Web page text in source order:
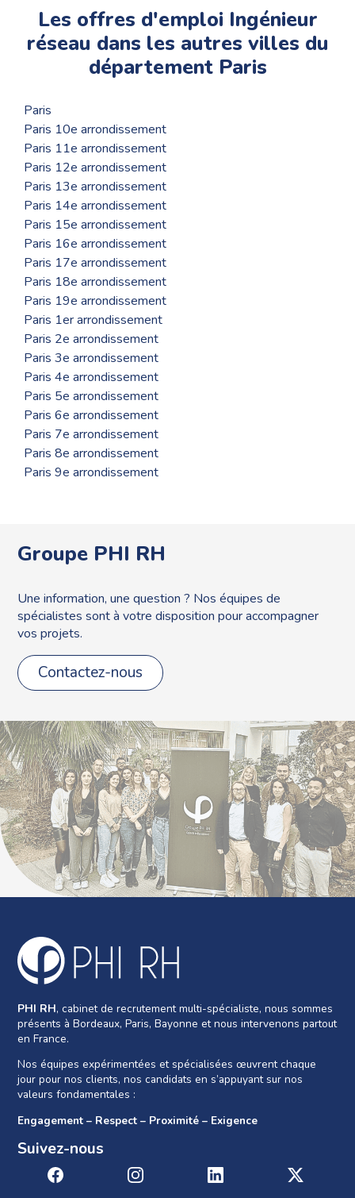
Les offres d'emploi Ingénieur
réseau dans les autres villes du
département Paris
Paris
Paris 10e arrondissement
Paris 11e arrondissement
Paris 12e arrondissement
Paris 13e arrondissement
Paris 14e arrondissement
Paris 15e arrondissement
Paris 16e arrondissement
Paris 17e arrondissement
Paris 18e arrondissement
Paris 19e arrondissement
Paris 1er arrondissement
Paris 2e arrondissement
Paris 3e arrondissement
Paris 4e arrondissement
Paris 5e arrondissement
Paris 6e arrondissement
Paris 7e arrondissement
Paris 8e arrondissement
Paris 9e arrondissement
Groupe PHI RH
Une information, une question ? Nos équipes de
spécialistes sont à votre disposition pour accompagner
vos projets.
Contactez-nous
PHI RH, cabinet de recrutement multi-spécialiste, nous sommes
présents à Bordeaux, Paris, Bayonne et nous intervenons partout
en France.
Nos équipes expérimentées et spécialisées œuvrent chaque
jour pour nos clients, nos candidats en s’appuyant sur nos
valeurs fondamentales :
Engagement – Respect – Proximité – Exigence
Suivez-nous